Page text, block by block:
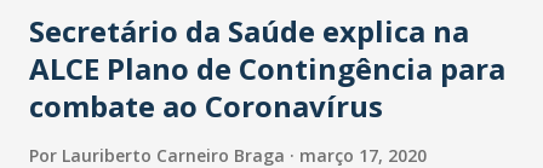
Secretário da Saúde explica na
ALCE Plano de Contingência para
combate ao Coronavírus
Por Lauriberto Carneiro Braga março 17, 2020